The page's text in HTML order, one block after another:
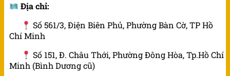
Địa chỉ:
Số 561/3, Điện Biên Phủ, Phường Bàn Cờ, TP Hồ
Chí Minh
Số 151, Đ. Châu Thới, Phường Đông Hòa, Tp.Hồ Chí
Minh (Bình Dương cũ)